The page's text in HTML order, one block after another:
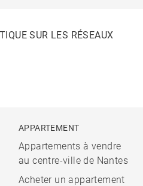
SUR LES RÉSEAUX
APPARTEMENT
Appartements à vendre
au centre-ville de Nantes
Acheter un appartement